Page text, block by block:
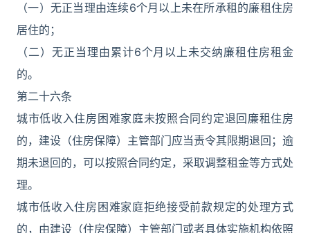
（一）无正当理由连续6个月以上未在所承租的廉租住房
居住的；
（二）无正当理由累计6个月以上未交纳廉租住房租金
的。
第二十六条
城市低收入住房困难家庭未按照合同约定退回廉租住房
的，建设（住房保障）主管部门应当责令其限期退回；逾
期未退回的，可以按照合同约定，采取调整租金等方式处
理。
城市低收入住房困难家庭拒绝接受前款规定的处理方式
的，由建设（住房保障）主管部门或者具体实施机构依照